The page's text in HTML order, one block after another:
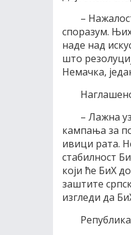
–
споразум.
наде над
што
Немачка,
– Лажна
кампања за
ивици рата.
стабилност
који ће БиХ
заштите
изгледи да